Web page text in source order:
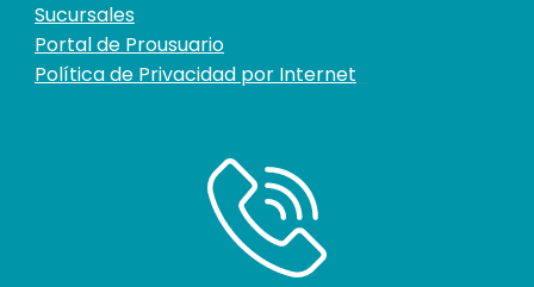
Sucursales
Portal de Prousuario
Política de Privacidad por Internet